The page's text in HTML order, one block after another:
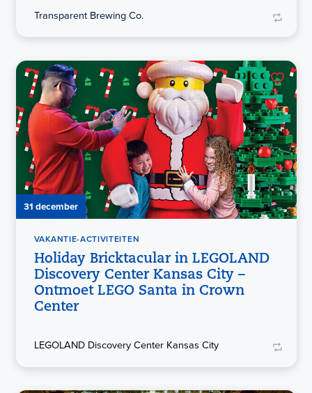
Transparent Brewing Co.
31 december
VAKANTIE-ACTIVITEITEN
Holiday Bricktacular in LEGOLAND
Discovery Center Kansas City –
Ontmoet LEGO Santa in Crown
Center
LEGOLAND Discovery Center Kansas City